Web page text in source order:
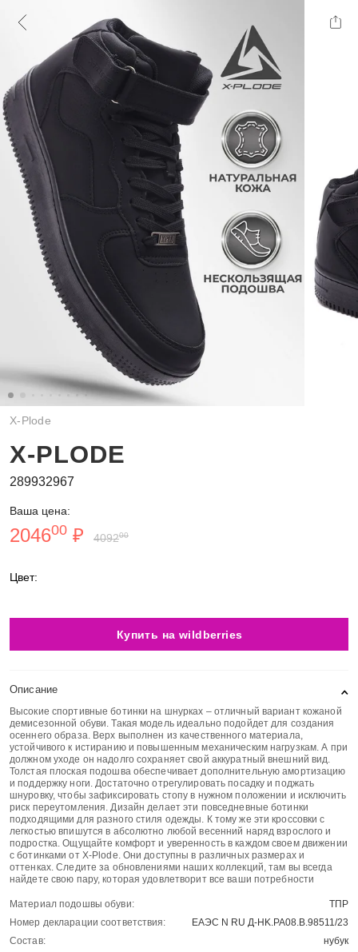
X-Plode
X-PLODE
289932967
Ваша цена:
204600 ₽ 409200
Цвет:
Купить на wildberries
Описание
Высокие спортивные ботинки на шнурках – отличный вариант кожаной
демисезонной обуви. Такая модель идеально подойдет для создания
осеннего образа. Верх выполнен из качественного материала,
устойчивого к истиранию и повышенным механическим нагрузкам. А при
должном уходе он надолго сохраняет свой аккуратный внешний вид.
Толстая плоская подошва обеспечивает дополнительную амортизацию
и поддержку ноги. Достаточно отрегулировать посадку и поджать
шнуровку, чтобы зафиксировать стопу в нужном положении и исключить
риск переутомления. Дизайн делает эти повседневные ботинки
подходящими для разного стиля одежды. К тому же эти кроссовки с
легкостью впишутся в абсолютно любой весенний наряд взрослого и
подростка. Ощущайте комфорт и уверенность в каждом своем движении
с ботинками от X-Plode. Они доступны в различных размерах и
оттенках. Следите за обновлениями наших коллекций, там вы всегда
найдете свою пару, которая удовлетворит все ваши потребности
Материал подошвы обуви:
ТПР
Номер декларации соответствия:
ЕАЭС N RU Д-HK.РА08.В.98511/23
Состав:
нубук